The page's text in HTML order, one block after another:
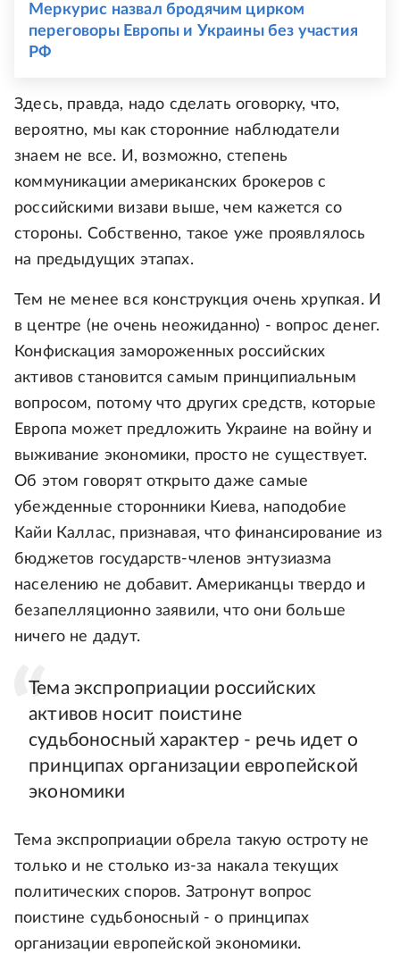
Меркурис назвал бродячим цирком
переговоры Европы и Украины без участия
РФ
Здесь, правда, надо сделать оговорку, что,
вероятно, мы как сторонние наблюдатели
знаем не все. И, возможно, степень
коммуникации американских брокеров с
российскими визави выше, чем кажется со
стороны. Собственно, такое уже проявлялось
на предыдущих этапах.
Тем не менее вся конструкция очень хрупкая. И
в центре (не очень неожиданно) - вопрос денег.
Конфискация замороженных российских
активов становится самым принципиальным
вопросом, потому что других средств, которые
Европа может предложить Украине на войну и
выживание экономики, просто не существует.
Об этом говорят открыто даже самые
убежденные сторонники Киева, наподобие
Кайи Каллас, признавая, что финансирование из
бюджетов государств-членов энтузиазма
населению не добавит. Американцы твердо и
безапелляционно заявили, что они больше
ничего не дадут.
Тема экспроприации российских
активов носит поистине
судьбоносный характер - речь идет о
принципах организации европейской
экономики
Тема экспроприации обрела такую остроту не
только и не столько из-за накала текущих
политических споров. Затронут вопрос
поистине судьбоносный - о принципах
организации европейской экономики.